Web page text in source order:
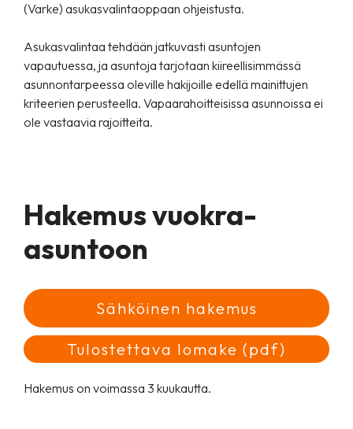
(Varke) asukasvalintaoppaan ohjeistusta.
Asukasvalintaa tehdään jatkuvasti asuntojen
vapautuessa, ja asuntoja tarjotaan kiireellisimmässä
asunnontarpeessa oleville hakijoille edellä mainittujen
kriteerien perusteella. Vapaarahoitteisissa asunnoissa ei
ole vastaavia rajoitteita.
Hakemus vuokra-
asuntoon
Sähköinen hakemus
Tulostettava lomake (pdf)
Hakemus on voimassa 3 kuukautta.